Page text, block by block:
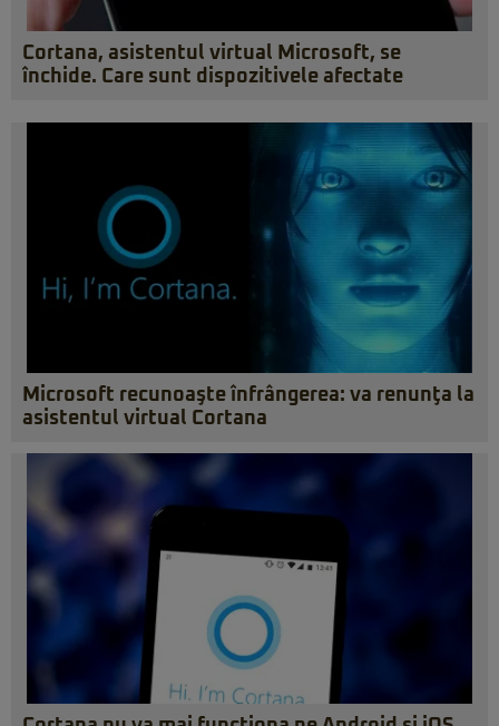
Cortana, asistentul virtual Microsoft, se
închide. Care sunt dispozitivele afectate
Microsoft recunoaşte înfrângerea: va renunţa la
asistentul virtual Cortana